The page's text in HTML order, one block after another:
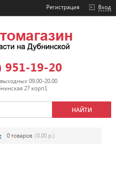
Вход
Регистрация
951-19-20
09.00-20.00
27 корп1
0 товаров (0.00 р.)